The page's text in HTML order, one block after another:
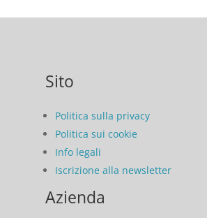
Sito
Politica sulla privacy
Politica sui cookie
Info legali
Iscrizione alla newsletter
Azienda